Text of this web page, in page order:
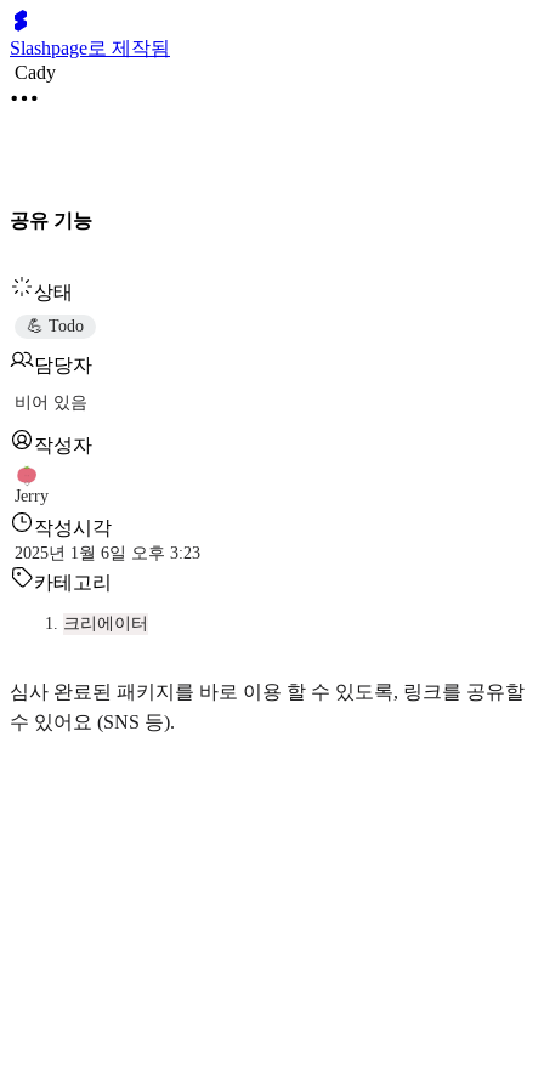
Slashpage로 제작됨
Cady
공유 기능
상태
💪 Todo
담당자
비어 있음
작성자
Jerry
작성시각
2025년 1월 6일 오후 3:23
카테고리
크리에이터
심사 완료된 패키지를 바로 이용 할 수 있도록, 링크를 공유할
수 있어요 (SNS 등).